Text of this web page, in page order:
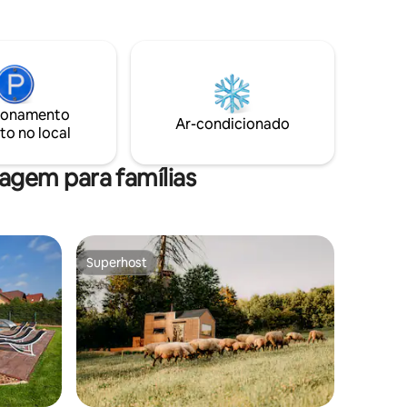
ar livre.
de
inclui eletricidade, aquecimento, água e
taxas para o vilarejo. Na entrada da
garagem, fique para 5 veículos de
no local
Ar-condicionado
para famílias
Superhost
Superhost